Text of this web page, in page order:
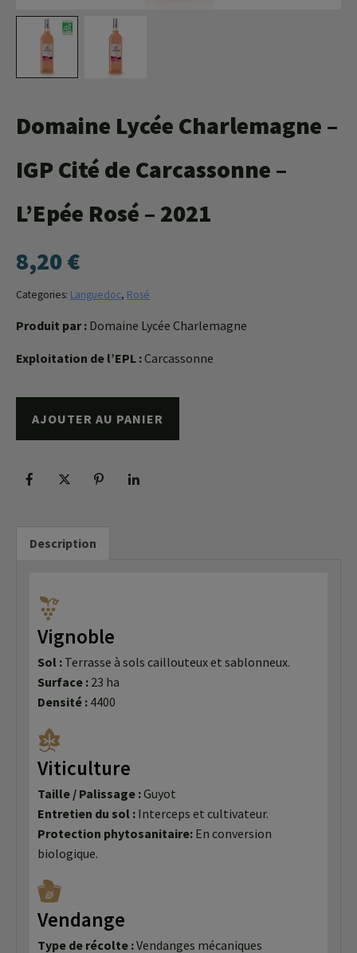
Domaine Lycée Charlemagne –
IGP Cité de Carcassonne –
L’Epée Rosé – 2021
8,20€
Categories: Languedoc, Rosé
Produit par : Domaine Lycée Charlemagne
Exploitation de l’EPL :Carcassonne
AJOUTER AU PANIER
Description
Vignoble
Sol : Terrasse à sols caillouteux et sablonneux.
Surface : 23 ha
Densité : 4400
Viticulture
Taille / Palissage :Guyot
Entretien du sol : Interceps et cultivateur.
Protection phytosanitaire: En conversion
biologique.
Vendange
Type de récolte :Vendanges mécaniques